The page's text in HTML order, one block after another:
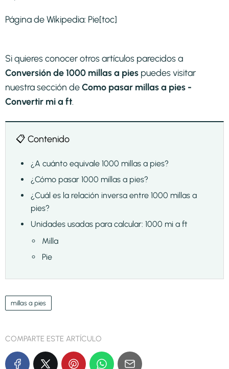
Página de Wikipedia: Pie[toc]
Si quieres conocer otros artículos parecidos a
Conversión de 1000 millas a pies puedes visitar
nuestra sección deComo pasar millas a pies -
Convertir mi a ft.
📋 Contenido
¿A cuánto equivale 1000 millas a pies?
¿Cómo pasar 1000 millas a pies?
¿Cuál es la relación inversa entre 1000 millas a
pies?
Unidades usadas para calcular: 1000 mi a ft
Milla
Pie
millas a pies
COMPARTE ESTE ARTÍCULO